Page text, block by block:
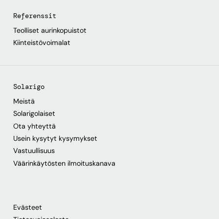
Referenssit
Teolliset aurinkopuistot
Kiinteistövoimalat
Solarigo
Meistä
Solarigolaiset
Ota yhteyttä
Usein kysytyt kysymykset
Vastuullisuus
Väärinkäytösten ilmoituskanava
Evästeet